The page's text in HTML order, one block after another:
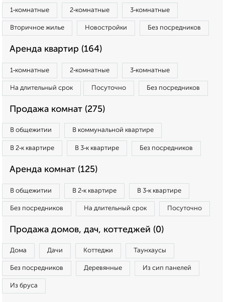
1‑комнатные 2‑комнатные 3‑комнатные
Вторичное жилье Новостройки Без посредников
Аренда квартир (164)
1‑комнатные 2‑комнатные 3‑комнатные
На длительный срок Посуточно Без посредников
Продажа комнат (275)
В общежитии В коммунальной квартире
В 2‑к квартире В 3‑к квартире Без посредников
Аренда комнат (125)
В общежитии В 2‑к квартире В 3‑к квартире
Без посредников На длительный срок Посуточно
Продажа домов, дач, коттеджей (0)
Дома Дачи Коттеджи Таунхаусы
Без посредников Деревянные Из сип панелей
Из бруса